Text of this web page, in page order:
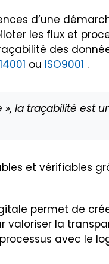
d’une
les flux et
des
ou ISO9001 .
la traçabilité est
et vérifiables
permet de
la
avec le